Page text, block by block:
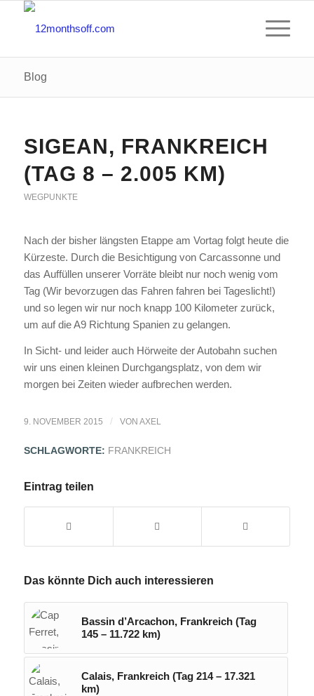
Blog
SIGEAN, FRANKREICH
(TAG 8 – 2.005 KM)
WEGPUNKTE
Nach der bisher längsten Etappe am Vortag folgt heute die
Kürzeste. Durch die Besichtigung von Carcassonne und
das Auffüllen unserer Vorräte bleibt nur noch wenig vom
Tag (Wir bevorzugen das Fahren fahren bei Tageslicht!)
und so legen wir nur noch knapp 100 Kilometer zurück,
um auf die A9 Richtung Spanien zu gelangen.
In Sicht- und leider auch Hörweite der Autobahn suchen
wir uns einen kleinen Durchgangsplatz, von dem wir
morgen bei Zeiten wieder aufbrechen werden.
9. NOVEMBER 2015 / VON AXEL
SCHLAGWORTE: FRANKREICH
Eintrag teilen
Das könnte Dich auch interessieren
Bassin d’Arcachon, Frankreich (Tag
145 – 11.722 km)
Calais, Frankreich (Tag 214 – 17.321
km)